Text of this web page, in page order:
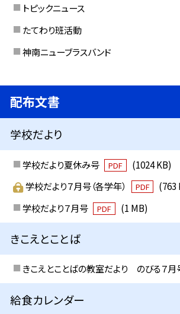
トピックニュース
たてわり班活動
神南ニューブラスバンド
配布文書
学校だより
学校だより夏休み号 PDF
(1024 KB)
学校だより７月号（各学年）
PDF
(763
学校だより７月号
PDF (1 MB)
きこえとことば
きこえとことばの教室だより のびる７月
給食カレンダー